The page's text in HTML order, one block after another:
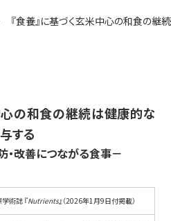
『食養』に基づく玄米中心の和食の
心の和食の継続は健康的な
する
改善につながる食事－
術誌 『Nutrients』（2026年1月9日付掲載）
プローチ
やかプロジェクト
果・論文